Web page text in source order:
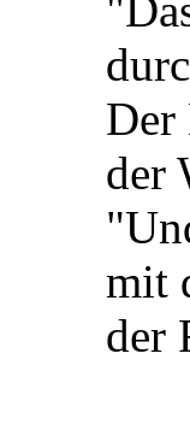
Der
der
mit
der